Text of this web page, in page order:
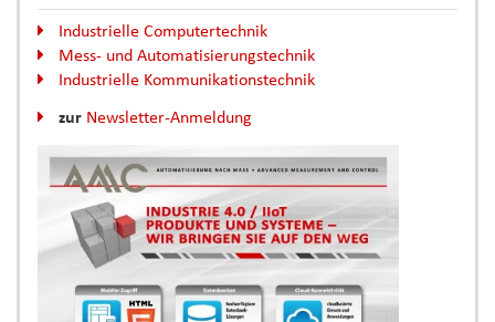
Industrielle Computertechnik
Mess- und Automatisierungstechnik
Industrielle Kommunikationstechnik
zur Newsletter-Anmeldung